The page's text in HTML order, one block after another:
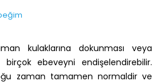
kulaklarına dokunması veya
birçok ebeveyni endişelendirebilir.
zaman tamamen normaldir ve